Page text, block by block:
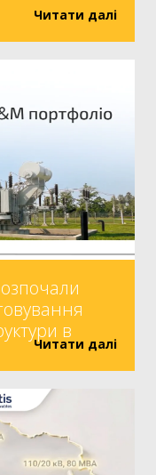
Читати далі
в
Читати далі